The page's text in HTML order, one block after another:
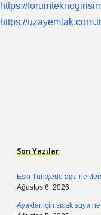
https://
https://uzayemlak.com.tr
Son Yazılar
Eski Türkçede agu ne
Ağustos 6, 2026
Ayaklar için sıcak suya